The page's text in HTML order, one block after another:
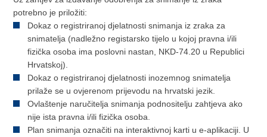
potrebno je priložiti:
Dokaz o registriranoj djelatnosti snimanja iz zraka za
snimatelja (nadležno registarsko tijelo u kojoj pravna i/ili
fizička osoba ima poslovni nastan, NKD-74.20 u Republici
Hrvatskoj).
Dokaz o registriranoj djelatnosti inozemnog snimatelja
prilaže se u ovjerenom prijevodu na hrvatski jezik.
Ovlaštenje naručitelja snimanja podnositelju zahtjeva ako
nije ista pravna i/ili fizička osoba.
Plan snimanja označiti na interaktivnoj karti u e-aplikaciji. U